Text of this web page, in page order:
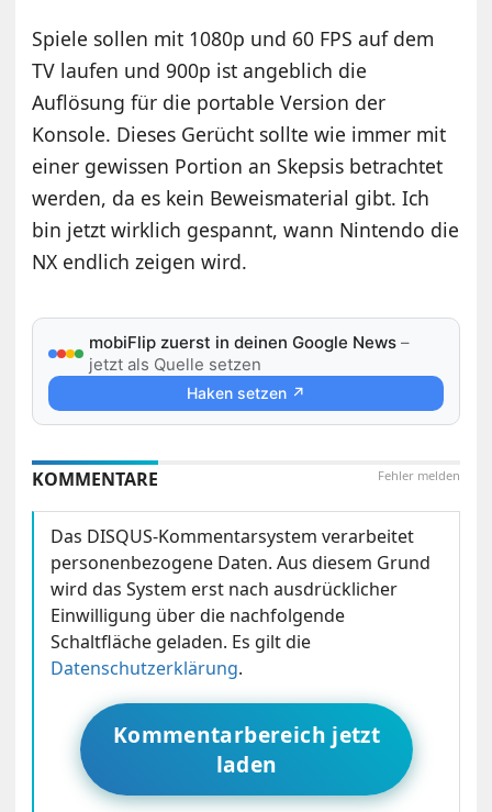
Spiele sollen mit 1080p und 60 FPS auf dem
TV laufen und 900p ist angeblich die
Auflösung für die portable Version der
Konsole. Dieses Gerücht sollte wie immer mit
einer gewissen Portion an Skepsis betrachtet
werden, da es kein Beweismaterial gibt. Ich
bin jetzt wirklich gespannt, wann Nintendo die
NX endlich zeigen wird.
mobiFlip zuerst in deinen Google News –
jetzt als Quelle setzen
Haken setzen ↗
Fehler melden
KOMMENTARE
Das DISQUS-Kommentarsystem verarbeitet
personenbezogene Daten. Aus diesem Grund
wird das System erst nach ausdrücklicher
Einwilligung über die nachfolgende
Schaltfläche geladen. Es gilt die
Datenschutzerklärung.
Kommentarbereich jetzt
laden